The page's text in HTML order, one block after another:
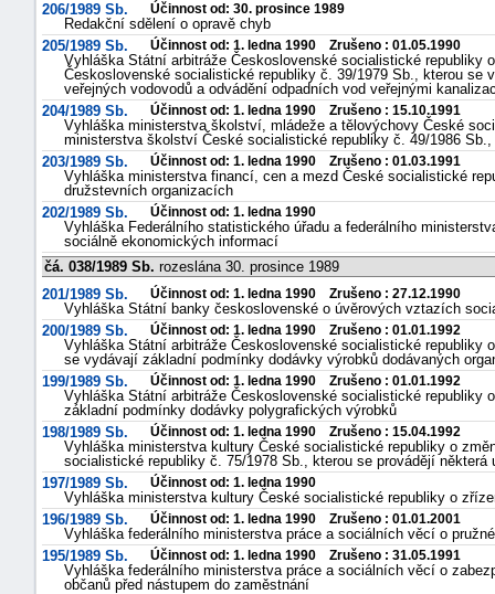
206/1989 Sb.
Účinnost od: 30. prosince 1989
Redakční sdělení o opravě chyb
205/1989 Sb.
Účinnost od: 1. ledna 1990 Zrušeno : 01.05.1990
Vyhláška Státní arbitráže Československé socialistické republiky
Československé socialistické republiky č. 39/1979 Sb., kterou
veřejných vodovodů a odvádění odpadních vod veřejnými
204/1989 Sb.
Účinnost od: 1. ledna 1990 Zrušeno : 15.10.1991
Vyhláška ministerstva školství, mládeže a tělovýchovy České
ministerstva školství České socialistické republiky č. 49/1986
203/1989 Sb.
Účinnost od: 1. ledna 1990 Zrušeno : 01.03.1991
Vyhláška ministerstva financí, cen a mezd České socialistické
družstevních organizacích
202/1989 Sb.
Účinnost od: 1. ledna 1990
Vyhláška Federálního statistického úřadu a federálního
sociálně ekonomických informací
čá. 038/1989 Sb. rozeslána 30. prosince 1989
201/1989 Sb.
Účinnost od: 1. ledna 1990 Zrušeno : 27.12.1990
Vyhláška Státní banky československé o úvěrových vztazích
200/1989 Sb.
Účinnost od: 1. ledna 1990 Zrušeno : 01.01.1992
Vyhláška Státní arbitráže Československé socialistické republiky
se vydávají základní podmínky dodávky výrobků dodávaných
199/1989 Sb.
Účinnost od: 1. ledna 1990 Zrušeno : 01.01.1992
Vyhláška Státní arbitráže Československé socialistické republiky
základní podmínky dodávky polygrafických výrobků
198/1989 Sb.
Účinnost od: 1. ledna 1990 Zrušeno : 15.04.1992
Vyhláška ministerstva kultury České socialistické republiky o
socialistické republiky č. 75/1978 Sb., kterou se provádějí některá
197/1989 Sb.
Účinnost od: 1. ledna 1990
Vyhláška ministerstva kultury České socialistické republiky o
196/1989 Sb.
Účinnost od: 1. ledna 1990 Zrušeno : 01.01.2001
Vyhláška federálního ministerstva práce a sociálních věcí o
195/1989 Sb.
Účinnost od: 1. ledna 1990 Zrušeno : 31.05.1991
Vyhláška federálního ministerstva práce a sociálních věcí o
občanů před nástupem do zaměstnání
náhrady
škody